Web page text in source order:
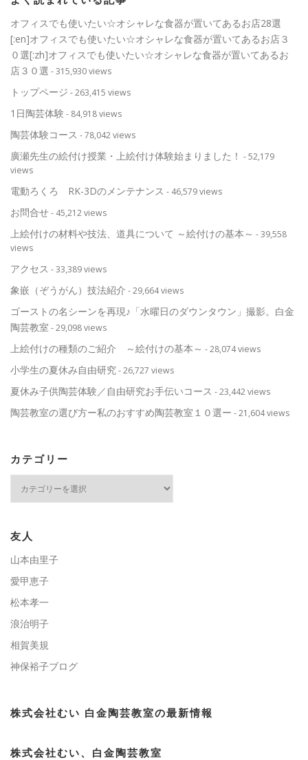
オフィスでも使いたい☆オシャレな食器が置いてあるお店28選
[:en]オフィスでも使いたい☆オシャレな食器が置いてあるお店３
０選[:zh]オフィスでも使いたい☆オシャレな食器が置いてあるお
店３０選 - 315,930 views
トップページ - 263,415 views
1日陶芸体験 - 84,918 views
陶芸体験コース - 78,042 views
廣瀬先生の絵付け授業・上絵付け体験始まりました！ - 52,179
views
電動ろくろ RK-3Dのメンテナンス - 46,579 views
お問合せ- 45,212 views
上絵付けの材料や技法、道具について ～絵付けの基本～ - 39,558
views
アクセス - 33,389 views
象嵌（ぞうがん）技法紹介 - 29,664 views
ゴーストの名シーンを再現♪「水曜日のダウンタウン」撮影。白金
陶芸教室 - 29,098 views
上絵付けの種類のご紹介 ～絵付けの基本～ - 28,074 views
小学生の夏休み自由研究- 26,727 views
夏休み子供陶芸体験／自由研究お手伝いコース - 23,442 views
陶芸教室の選び方ー私のおすすめ陶芸教室１０選ー - 21,604 views
カテゴリー
ー
友人
山本由里子
愛甲恵子
松本孝一
浪治明子
相賀美規
神保裕子ブログ
株式会社むい 白金陶芸教室の最新情報
株式会社むい、白金陶芸教室